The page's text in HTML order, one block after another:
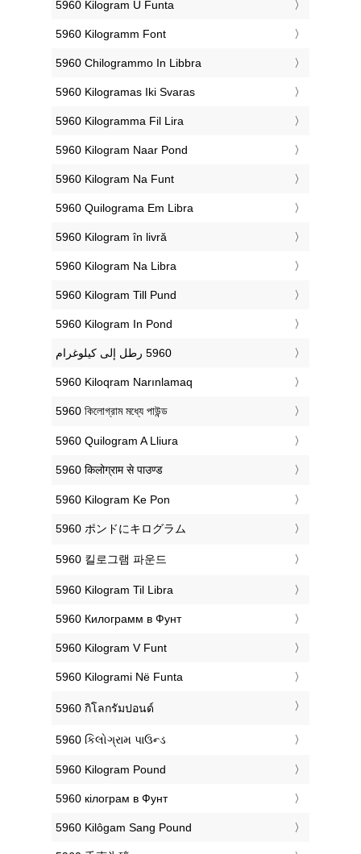
‎5960 Kilogram U Funta
‎5960 Kilogramm Font
‎5960 Chilogrammo In Libbra
‎5960 Kilogramas Iki Svaras
‎5960 Kilogramma Fil Lira
‎5960 Kilogram Naar Pond
‎5960 Kilogram Na Funt
‎5960 Quilograma Em Libra
‎5960 Kilogram în livră
‎5960 Kilogram Na Libra
‎5960 Kilogram Till Pund
‎5960 Kilogram In Pond
‎5960 Kiloqram Narınlamaq
‎5960 কিলোগ্রাম মধ্যে পাউন্ড
‎5960 Quilogram A Lliura
‎5960 किलोग्राम से पाउण्ड
‎5960 Kilogram Ke Pon
‎5960 ポンドにキログラム
‎5960 킬로그램 파운드
‎5960 Kilogram Til Libra
‎5960 Килограмм в Фунт
‎5960 Kilogram V Funt
‎5960 Kilogrami Në Funta
‎5960 กิโลกรัมปอนด์
‎5960 કિલોગ્રામ પાઉન્ડ
‎5960 Kilogram Pound
‎5960 кілограм в Фунт
‎5960 Kilôgam Sang Pound